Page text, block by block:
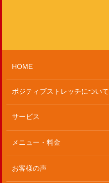
HOME
ポジティブストレッチについて
サービス
メニュー・料金
お客様の声